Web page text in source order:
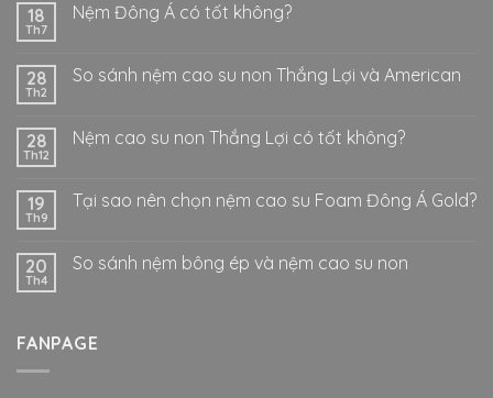
18
Th7
Nệm Đông Á có tốt không?
28
Th2
So sánh nệm cao su non Thắng Lợi và American
28
Th12
Nệm cao su non Thắng Lợi có tốt không?
19
Th9
Tại sao nên chọn nệm cao su Foam Đông Á Gold?
20
Th4
So sánh nệm bông ép và nệm cao su non
FANPAGE